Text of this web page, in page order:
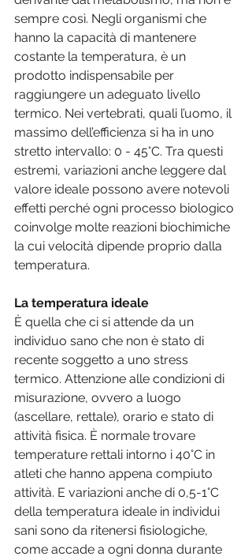
sempre così. Negli organismi che
hanno la capacità di mantenere
costante la temperatura, è un
prodotto indispensabile per
raggiungere un adeguato livello
termico. Nei vertebrati, quali l’uomo, il
massimo dell’efficienza si ha in uno
stretto intervallo: 0 - 45°C. Tra questi
estremi, variazioni anche leggere dal
valore ideale possono avere notevoli
effetti perché ogni processo biologico
coinvolge molte reazioni biochimiche
la cui velocità dipende proprio dalla
temperatura.
La temperatura ideale
È quella che ci si attende da un
individuo sano che non è stato di
recente soggetto a uno stress
termico. Attenzione alle condizioni di
misurazione, ovvero a luogo
(ascellare, rettale), orario e stato di
attività fisica. È normale trovare
temperature rettali intorno i 40°C in
atleti che hanno appena compiuto
attività. E variazioni anche di 0,5-1°C
della temperatura ideale in individui
sani sono da ritenersi fisiologiche,
come accade a ogni donna durante